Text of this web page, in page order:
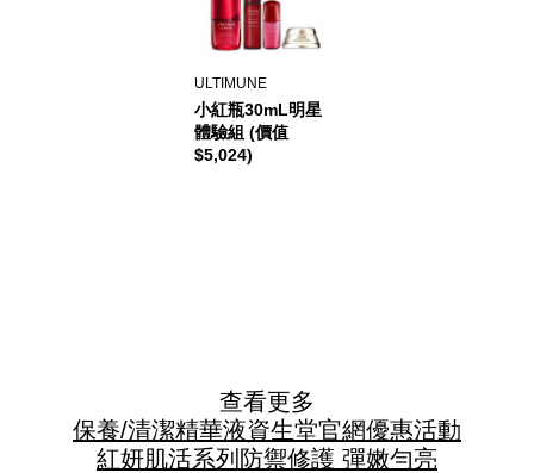
ULTIMUNE
小紅瓶30mL明星
體驗組 (價值
$5,024)
查看更多
保養/清潔精華液資生堂官網優惠活動
紅妍肌活系列 防禦修護 彈嫩勻亮